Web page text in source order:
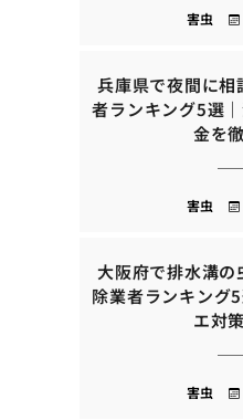
害虫
兵庫県で夜間に
者ランキング5選
金を
害虫
大阪府で排水溝
除業者ランキング
エ対
害虫